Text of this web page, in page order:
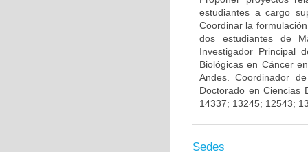
estudiantes a cargo
Coordinar la
dos estudiantes de
Investigador Principal
Biológicas en Cáncer
Andes. Coordinador
Doctorado en Ciencias
14337; 13245; 12543;
Sedes